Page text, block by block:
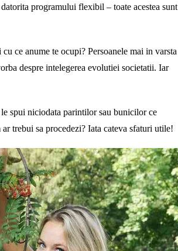
programului flexibil – toate acestea sunt
ce anume te ocupi? Persoanele mai in varsta
despre intelegerea evolutiei societatii. Iar
spui niciodata parintilor sau bunicilor ce
trebui sa procedezi? Iata cateva sfaturi utile!